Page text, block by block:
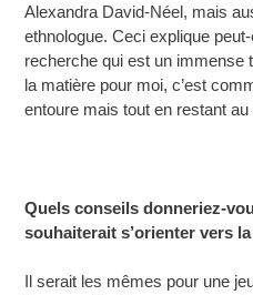
Alexandra David-Néel, mais
ethnologue. Ceci explique
recherche qui est un immense
la matière pour moi, c’est
entoure mais tout en restant
Quels conseils donneriez-
souhaiterait s’orienter vers
Il serait les mêmes pour une